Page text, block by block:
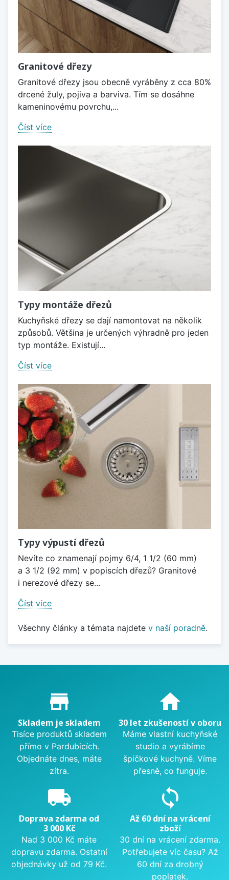
Granitové dřezy
Granitové dřezy jsou obecně vyráběny z cca 80%
drcené žuly, pojiva a barviva. Tím se dosáhne
kameninovému povrchu,...
Číst více
Typy montáže dřezů
Kuchyňské dřezy se dají namontovat na několik
způsobů. Většina je určených výhradně pro jeden
typ montáže. Existují...
Číst více
Typy výpustí dřezů
Nevíte co znamenají pojmy 6/4, 1 1/2 (60 mm)
a 3 1/2 (92 mm) v popiscích dřezů? Granitové
i nerezové dřezy se...
Číst více
Všechny články a témata najdete v naší poradně.
Proč nakupovat u nás?
store_mall_directory
Skladem je skladem
Tisíce produktů skladem
přímo v Pardubicích.
Objednáte dnes, máte
zítra.
home
30 let zkušeností v oboru
Máme vlastní kuchyňské
studio a vyrábíme
špičkové kuchyně. Víme
přesně, co funguje.
local_shipping
Doprava zdarma od
3 000 Kč
Nad 3 000 Kč máte
dopravu zdarma. Ostatní
objednávky už od 79 Kč.
sync
Až 60 dní na vrácení
zboží
30 dní na vrácení zdarma.
Potřebujete víc času? Až
60 dní za drobný
poplatek.